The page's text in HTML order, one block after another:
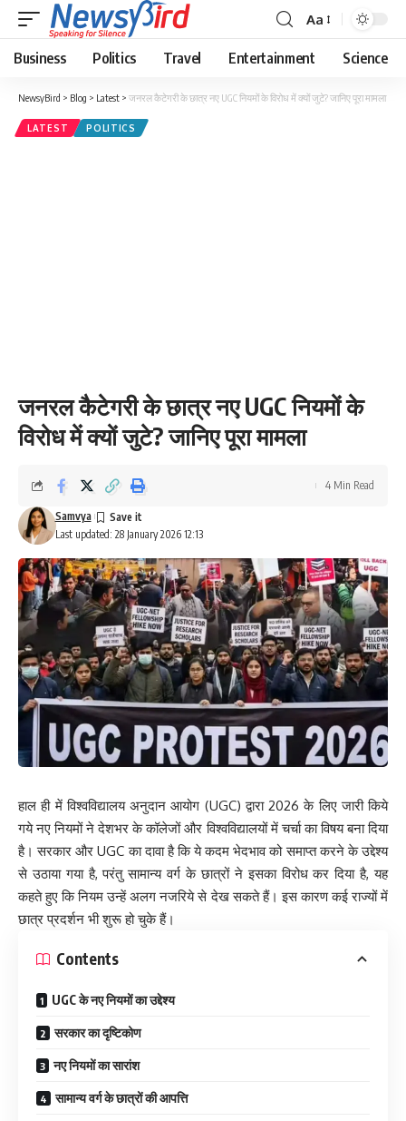
Aa
Business Politics Travel Entertainment Science
NewsyBird > Blog > Latest > जनरल कैटेगरी के छात्र नए UGC नियमों के विरोध में क्यों जुटे? जानिए पूरा मामला
LATEST POLITICS
जनरल कैटेगरी के छात्र नए UGC नियमों के
विरोध में क्यों जुटे? जानिए पूरा मामला
Last updated: 28 January 2026 12:13
Samvya
4 Min Read
हाल ही में विश्वविद्यालय अनुदान आयोग (UGC) द्वारा 2026 के लिए जारी किये
गये नए नियमों ने देशभर के कॉलेजों और विश्वविद्यालयों में चर्चा का विषय बना दिया
है। सरकार और UGC का दावा है कि ये कदम भेदभाव को समाप्त करने के उद्देश्य
से उठाया गया है, परंतु सामान्य वर्ग के छात्रों ने इसका विरोध कर दिया है, यह
कहते हुए कि नियम उन्हें अलग नजरिये से देख सकते हैं। इस कारण कई राज्यों में
छात्र प्रदर्शन भी शुरू हो चुके हैं।
Contents
UGC के नए नियमों का उद्देश्य
सरकार का दृष्टिकोण
नए नियमों का सारांश
सामान्य वर्ग के छात्रों की आपत्ति